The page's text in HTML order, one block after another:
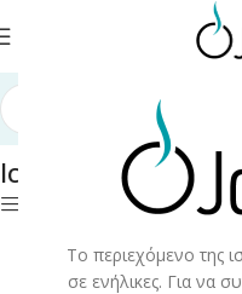
Το περιεχόμενο της
σε ενήλικες. Για να
Αναπλήρωσης Έτοιμα Υγρά
Icy Pole